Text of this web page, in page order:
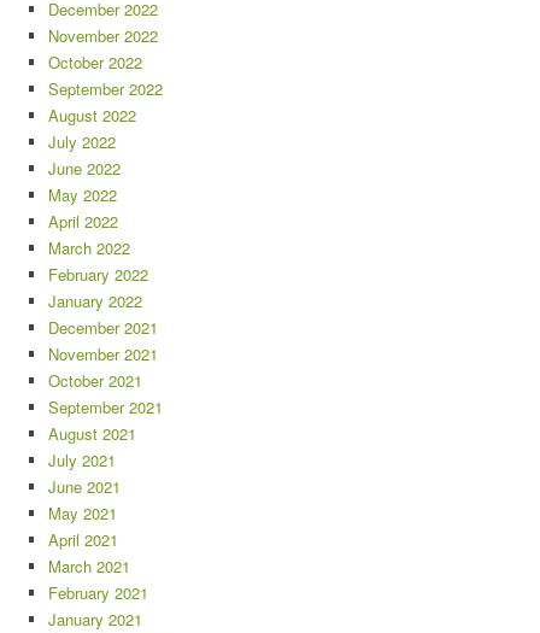
December 2022
November 2022
October 2022
September 2022
August 2022
July 2022
June 2022
May 2022
April 2022
March 2022
February 2022
January 2022
December 2021
November 2021
October 2021
September 2021
August 2021
July 2021
June 2021
May 2021
April 2021
March 2021
February 2021
January 2021